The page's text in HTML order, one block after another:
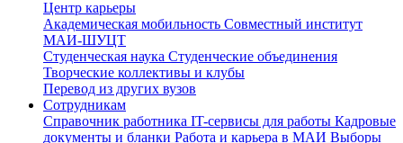
Центр карьеры
Академическая мобильность Совместный институт
МАИ-ШУЦТ
Студенческая наука Студенческие объединения
Творческие коллективы и клубы
Перевод из других вузов
Сотрудникам
Cправочник работника IT-сервисы для работы Кадровые
документы и бланки Работа и карьера в МАИ Выборы